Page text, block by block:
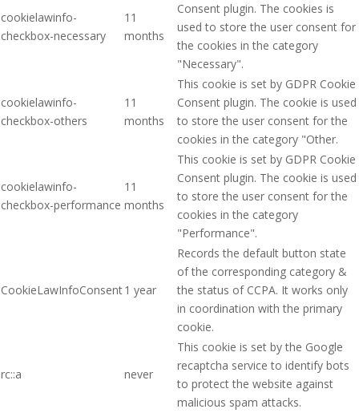
cookielawinfo-
checkbox-necessary
11
months
Consent plugin. The cookies is
used to store the user consent for
the cookies in the category
"Necessary".
cookielawinfo-
checkbox-others
11
months
This cookie is set by GDPR Cookie
Consent plugin. The cookie is used
to store the user consent for the
cookies in the category "Other.
cookielawinfo-
checkbox-performance
11
months
This cookie is set by GDPR Cookie
Consent plugin. The cookie is used
to store the user consent for the
cookies in the category
"Performance".
CookieLawInfoConsent1 year
Records the default button state
of the corresponding category &
the status of CCPA. It works only
in coordination with the primary
cookie.
rc::a never
This cookie is set by the Google
recaptcha service to identify bots
to protect the website against
malicious spam attacks.